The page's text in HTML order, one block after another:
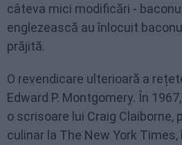
câteva mici modificări -
englezească au înlocuit
prăjită.
O revendicare ulterioară a
Edward P. Montgomery. În
o scrisoare lui Craig Claiborne,
culinar la The New York